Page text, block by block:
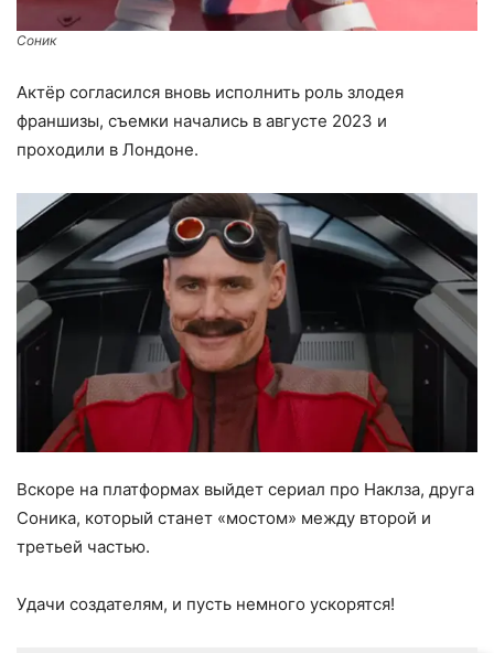
Соник
Актёр согласился вновь исполнить роль злодея
франшизы, съемки начались в августе 2023 и
проходили в Лондоне.
Вскоре на платформах выйдет сериал про Наклза, друга
Соника, который станет «мостом» между второй и
третьей частью.
Удачи создателям, и пусть немного ускорятся!